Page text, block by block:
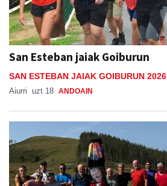
San Esteban jaiak Goiburun
SAN ESTEBAN JAIAK GOIBURUN 2026
Aiurri uzt 18 ANDOAIN